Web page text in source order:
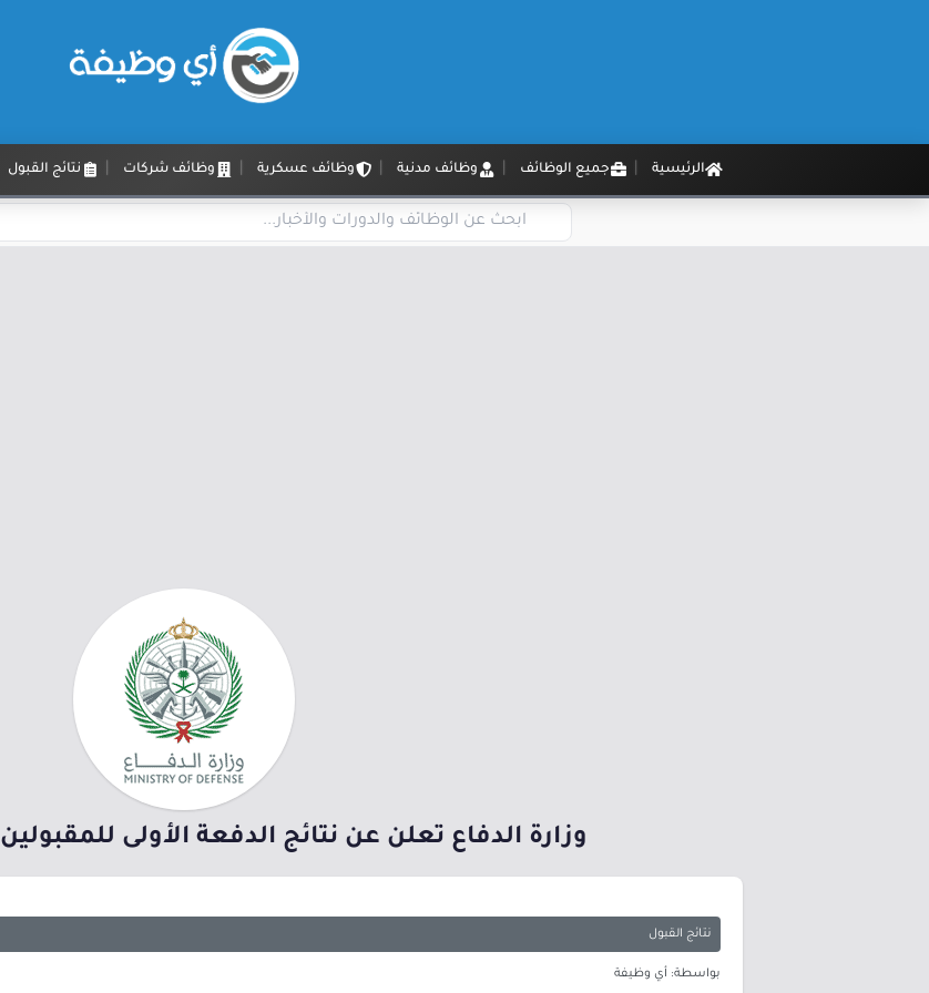
الرئيسية جميع الوظائف وظائف مدنية وظائف عسكرية وظائف شركات نتائج القبول
وزارة الدفاع تعلن عن نتائج الدفعة الأولى للمقبولين
نتائج القبول
بواسطة: أي وظيفة